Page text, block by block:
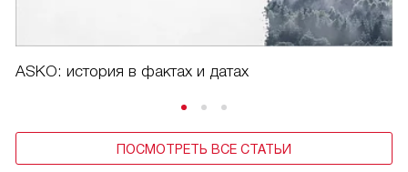
ASKO: история в фактах и датах
ПОСМОТРЕТЬ ВСЕ СТАТЬИ